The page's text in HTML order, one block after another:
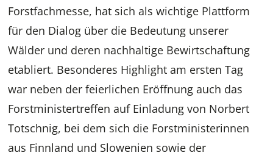
Forstfachmesse, hat sich als wichtige Plattform
für den Dialog über die Bedeutung unserer
Wälder und deren nachhaltige Bewirtschaftung
etabliert. Besonderes Highlight am ersten Tag
war neben der feierlichen Eröffnung auch das
Forstministertreffen auf Einladung von Norbert
Totschnig, bei dem sich die Forstministerinnen
aus Finnland und Slowenien sowie der